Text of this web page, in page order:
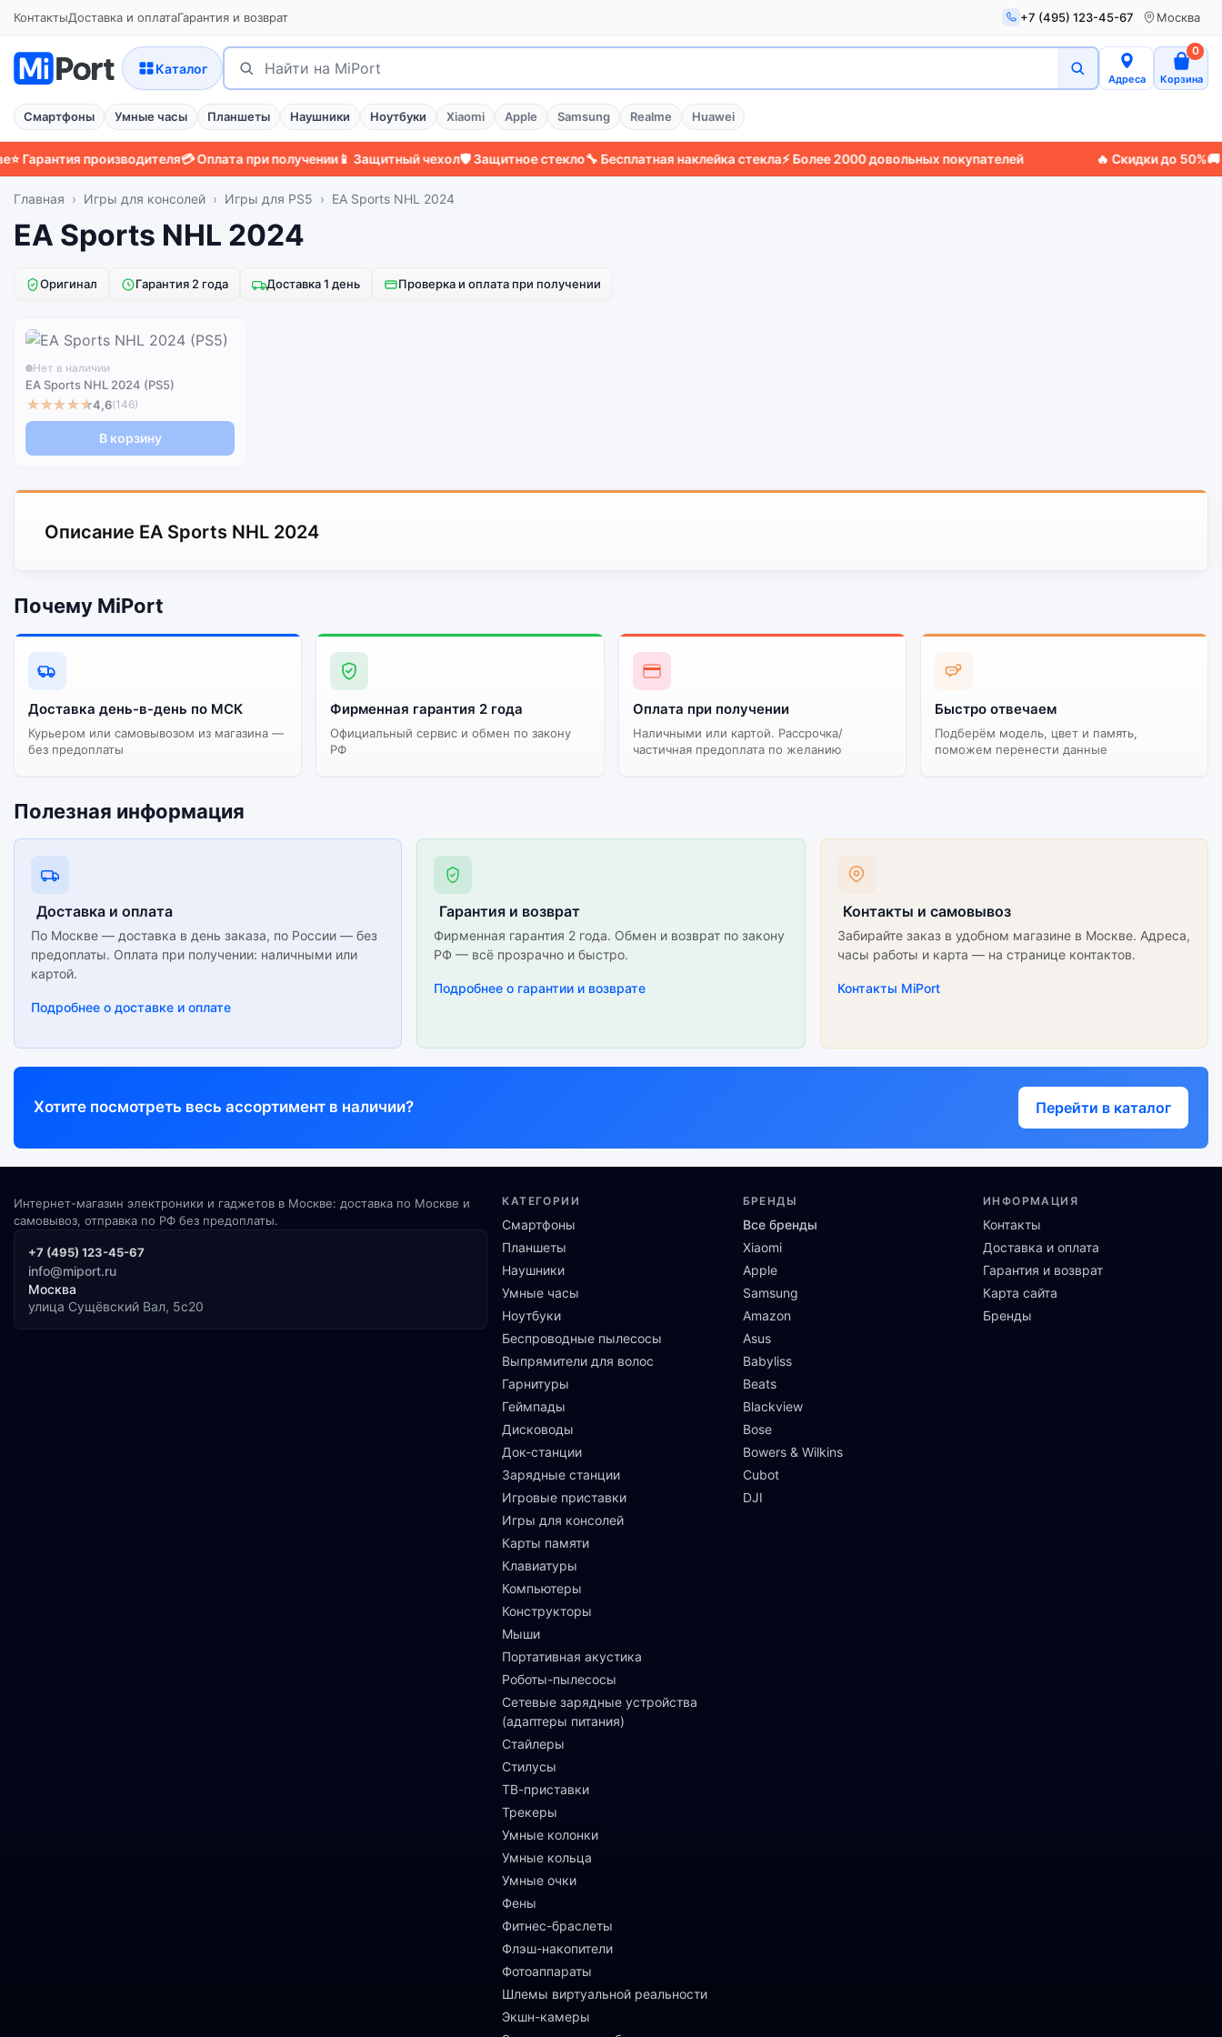
КонтактыДоставка и оплатаГарантия и возврат +7 (495) 123-45-67 Москва
Каталог
Поиск
Найти
Адреса Корзина
0
Смартфоны Умные часы Планшеты Наушники Ноутбуки Xiaomi Apple Samsung Realme Huawei
производителя💳 Оплата при получении📱 Защитный чехол🛡️ Защитное стекло🔧 Бесплатная наклейка стекла⚡ Более 2000 довольных покупателей 🔥 Скидки до 50% 🚚
Главная Игры для консолей Игры для PS5 EA Sports NHL 2024
EA Sports NHL 2024
Оригинал Гарантия 2 года Доставка 1 день Проверка и оплата при получении
Нет в наличии
EA Sports NHL 2024 (PS5)
★★★★★4,6(146)
В корзину
Описание EA Sports NHL 2024
Почему MiPort
Доставка день-в-день по МСК
Курьером или самовывозом из магазина —
без предоплаты
Фирменная гарантия 2 года
Официальный сервис и обмен по закону
РФ
Оплата при получении
Наличными или картой. Рассрочка/
частичная предоплата по желанию
Быстро отвечаем
Подберём модель, цвет и память,
поможем перенести данные
Полезная информация
Доставка и оплата
По Москве — доставка в день заказа, по России — без
предоплаты. Оплата при получении: наличными или
картой.
Подробнее о доставке и оплате
Гарантия и возврат
Фирменная гарантия 2 года. Обмен и возврат по закону
РФ — всё прозрачно и быстро.
Подробнее о гарантии и возврате
Контакты и самовывоз
Забирайте заказ в удобном магазине в Москве. Адреса,
часы работы и карта — на странице контактов.
Контакты MiPort
Хотите посмотреть весь ассортимент в наличии? Перейти в каталог
Интернет-магазин электроники и гаджетов в Москве: доставка по Москве и
самовывоз, отправка по РФ без предоплаты.
+7 (495) 123-45-67
info@miport.ru
Москва
улица Сущёвский Вал, 5с20
КАТЕГОРИИ
Смартфоны
Планшеты
Наушники
Умные часы
Ноутбуки
Беспроводные пылесосы
Выпрямители для волос
Гарнитуры
Геймпады
Дисководы
Док-станции
Зарядные станции
Игровые приставки
Игры для консолей
Карты памяти
Клавиатуры
Компьютеры
Конструкторы
Мыши
Портативная акустика
Роботы-пылесосы
Сетевые зарядные устройства
(адаптеры питания)
Стайлеры
Стилусы
ТВ-приставки
Трекеры
Умные колонки
Умные кольца
Умные очки
Фены
Фитнес-браслеты
Флэш-накопители
Фотоаппараты
Шлемы виртуальной реальности
Экшн-камеры
БРЕНДЫ
Все бренды
Xiaomi
Apple
Samsung
Amazon
Asus
Babyliss
Beats
Blackview
Bose
Bowers & Wilkins
Cubot
DJI
ИНФОРМАЦИЯ
Контакты
Доставка и оплата
Гарантия и возврат
Карта сайта
Бренды